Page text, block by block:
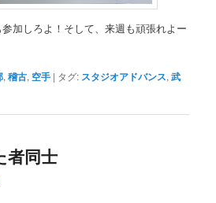
加しろよ！そして、来週も頑張れよー
,稽古, 空手 | タグ: スタジオアドバンス,武
者同士